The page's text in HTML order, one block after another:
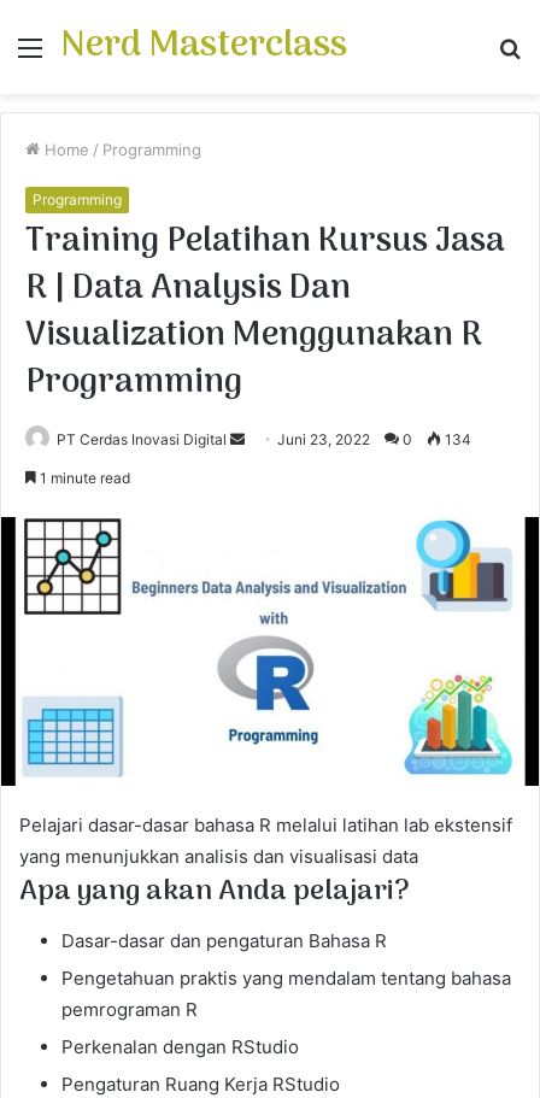
Menu
Nerd Masterclass
Home / Programming
Programming
Training Pelatihan Kursus Jasa
R | Data Analysis Dan
Visualization Menggunakan R
Programming
PT Cerdas Inovasi Digital
n
m
i
l
Juni 23, 2022 0 134
1 minute read
Pelajari dasar-dasar bahasa R melalui latihan lab ekstensif
yang menunjukkan analisis dan visualisasi data
Apa yang akan Anda pelajari?
Dasar-dasar dan pengaturan Bahasa R
Pengetahuan praktis yang mendalam tentang bahasa
pemrograman R
Perkenalan dengan RStudio
Pengaturan Ruang Kerja RStudio